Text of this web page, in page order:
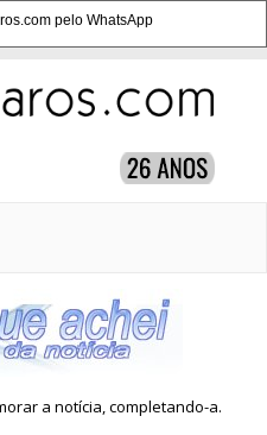
pelo WhatsApp
a notícia, completando-a.